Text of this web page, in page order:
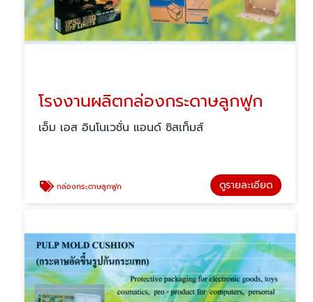
โรงงานผลิตกล่องกระดาษลูกฟูก
เอ็ม เอส อินโนเวชั่น แอนด์ ซิสเท็มส์
กล่องกระดาษลูกฟูก ดูรายละเอียด